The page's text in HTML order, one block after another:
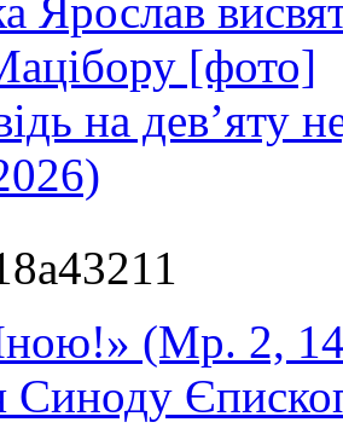
Ярослав
[фото]
на дев’яту
(Мр. 2,
Синоду